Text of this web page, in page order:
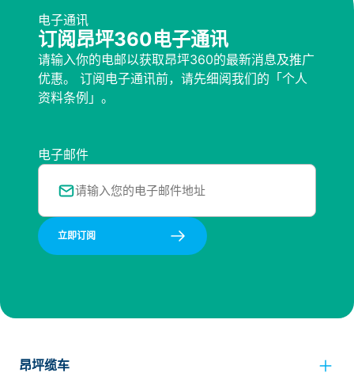
电子通讯
订阅昂坪360电子通讯
请输入你的电邮以获取昂坪360的最新消息及推广
优惠。 订阅电子通讯前，请先细阅我们的「个人
资料条例」。
电子邮件
立即订阅
昂坪缆车